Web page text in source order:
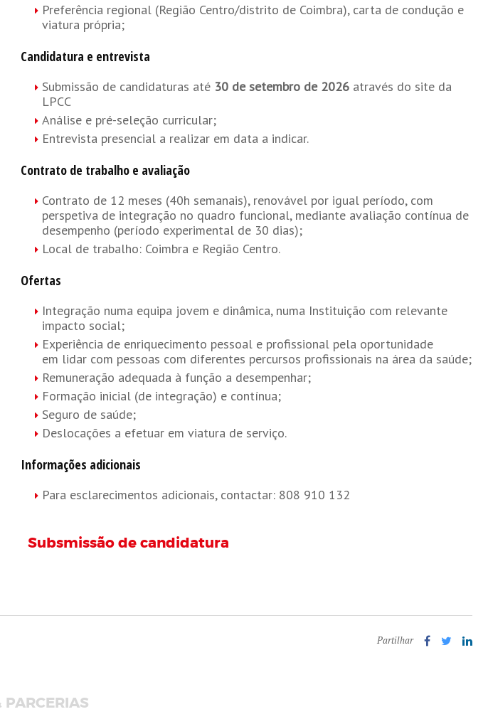
Preferência regional (Região Centro/distrito de Coimbra), carta de condução e
viatura própria;
Candidatura e entrevista
Submissão de candidaturas até 30 de setembro de 2026 através do site da
LPCC
Análise e pré-seleção curricular;
Entrevista presencial a realizar em data a indicar.
Contrato de trabalho e avaliação
Contrato de 12 meses (40h semanais), renovável por igual período, com
perspetiva de integração no quadro funcional, mediante avaliação contínua de
desempenho (período experimental de 30 dias);
Local de trabalho: Coimbra e Região Centro.
Ofertas
Integração numa equipa jovem e dinâmica, numa Instituição com relevante
impacto social;
Experiência de enriquecimento pessoal e profissional pela oportunidade
em lidar com pessoas com diferentes percursos profissionais na área da saúde;
Remuneração adequada à função a desempenhar;
Formação inicial (de integração) e contínua;
Seguro de saúde;
Deslocações a efetuar em viatura de serviço.
Informações adicionais
Para esclarecimentos adicionais, contactar: 808 910 132
Subsmissão de candidatura
Partilhar